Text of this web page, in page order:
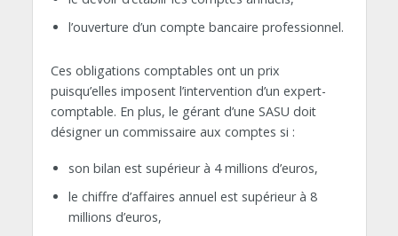
l’ouverture d’un compte bancaire professionnel.
Ces obligations comptables ont un prix
puisqu’elles imposent l’intervention d’un expert-
comptable. En plus, le gérant d’une SASU doit
désigner un commissaire aux comptes si :
son bilan est supérieur à 4 millions d’euros,
le chiffre d’affaires annuel est supérieur à 8
millions d’euros,